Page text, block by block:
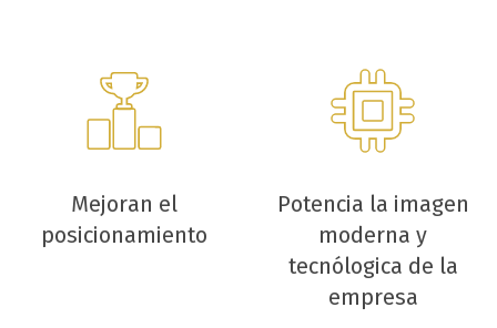
Mejoran el
posicionamiento
Potencia la imagen
moderna y
tecnólogica de la
empresa